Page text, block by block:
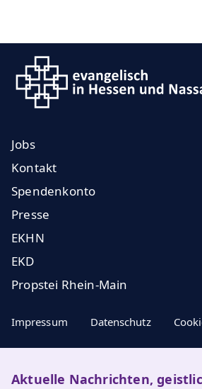
Jobs
Kontakt
Spendenkonto
Presse
EKHN
EKD
Propstei Rhein-Main
Impressum Datenschutz
Aktuelle Nachrichten,